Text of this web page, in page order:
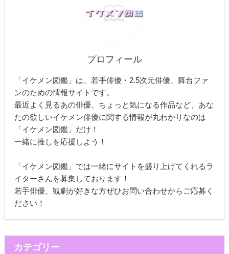
プロフィール
「イケメン図鑑」は、若手俳優・2.5次元俳優、舞台ファ
ンのための情報サイトです。
最近よく見るあの俳優、ちょっと気になる作品など、あな
たの欲しいイケメン俳優に関する情報が丸わかりなのは
「イケメン図鑑」だけ！
一緒に推しを応援しよう！
「イケメン図鑑」では一緒にサイトを盛り上げてくれるラ
イターさんを募集しております！
若手俳優、観劇が好きな方ぜひお問い合わせからご応募く
ださい！
カテゴリー